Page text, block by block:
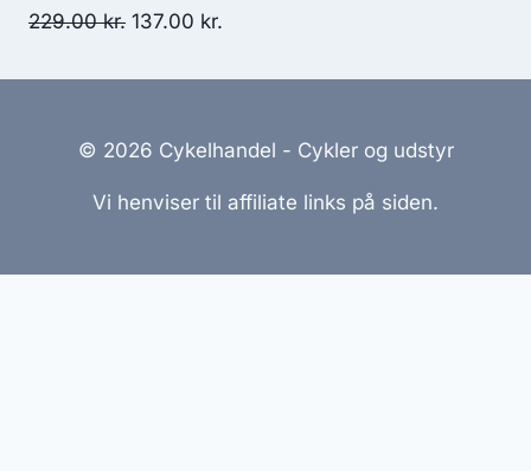
229.00kr. Original
137.00 kr.
© 2026 Cykelhandel - Cykler og udstyr
Vi henviser til affiliate links på siden.